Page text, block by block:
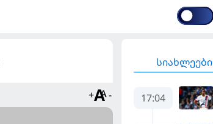
+ -
სიახლეები
17:04